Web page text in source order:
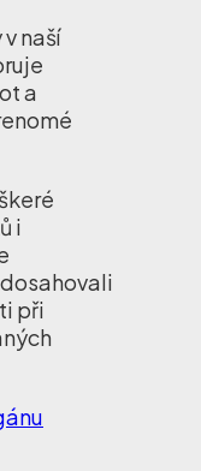
naší
a
i
při